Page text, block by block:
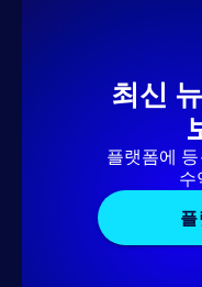
최신
플랫폼에
수